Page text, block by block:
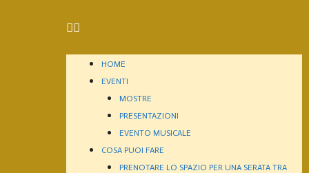
HOME
EVENTI
MOSTRE
PRESENTAZIONI
EVENTO MUSICALE
COSA PUOI FARE
PRENOTARE LO SPAZIO PER UNA SERATA TRA